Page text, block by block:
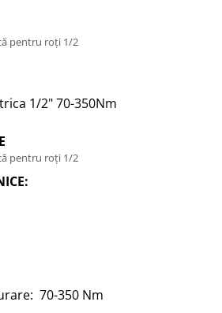
1/2" 70-350Nm
70-350 Nm